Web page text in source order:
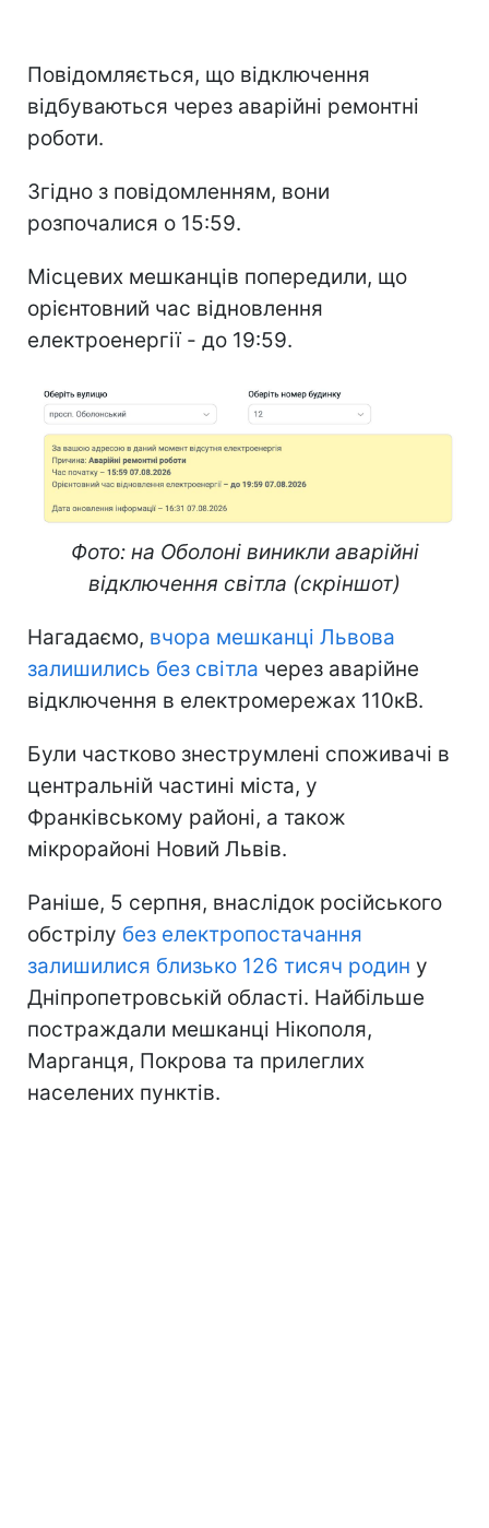
Повідомляється, що відключення
відбуваються через аварійні ремонтні
роботи.
Згідно з повідомленням, вони
розпочалися о 15:59.
Місцевих мешканців попередили, що
орієнтовний час відновлення
електроенергії - до 19:59.
Фото: на Оболоні виникли аварійні
відключення світла (скріншот)
Нагадаємо, вчора мешканці Львова
залишились без світла через аварійне
відключення в електромережах 110кВ.
Були частково знеструмлені споживачі в
центральній частині міста, у
Франківському районі, а також
мікрорайоні Новий Львів.
Раніше, 5 серпня, внаслідок російського
обстрілу без електропостачання
залишилися близько 126 тисяч родин у
Дніпропетровській області. Найбільше
постраждали мешканці Нікополя,
Марганця, Покрова та прилеглих
населених пунктів.